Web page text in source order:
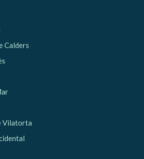
Calders
Vilatorta